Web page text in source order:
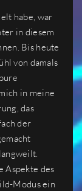
habe, war
in diesem
Bis heute
von damals
in meine
das
der
Aspekte des
Modus ein